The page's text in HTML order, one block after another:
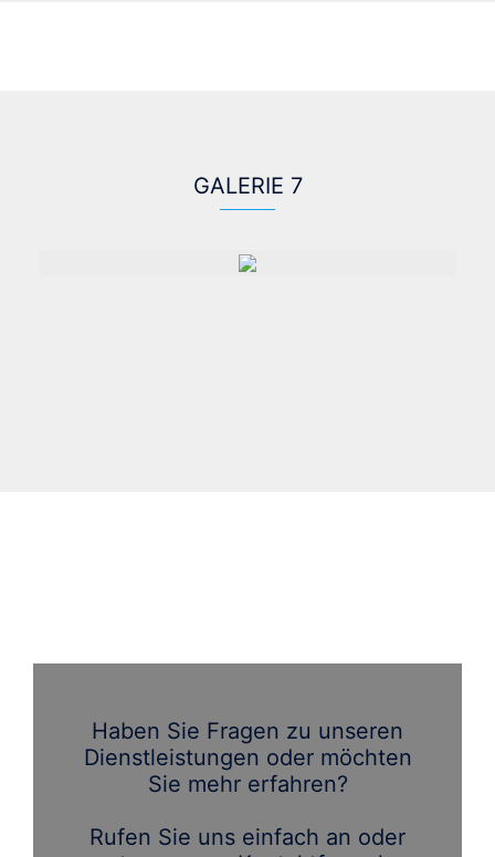
GALERIE 7
Haben Sie Fragen zu unseren
Dienstleistungen oder möchten
Sie mehr erfahren?
Rufen Sie uns einfach an oder